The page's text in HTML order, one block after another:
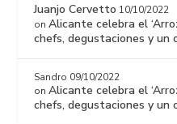
Juanjo Cervetto 10/10/2022
onAlicante celebra el
chefs, degustaciones y un
Sandro 09/10/2022
onAlicante celebra el
chefs, degustaciones y un